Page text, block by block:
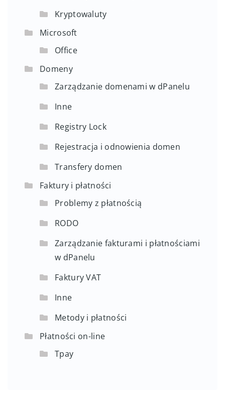
Kryptowaluty
Microsoft
Office
Domeny
Zarządzanie domenami w dPanelu
Inne
Registry Lock
Rejestracja i odnowienia domen
Transfery domen
Faktury i płatności
Problemy z płatnością
RODO
Zarządzanie fakturami i płatnościami
w dPanelu
Faktury VAT
Inne
Metody i płatności
Płatności on-line
Tpay